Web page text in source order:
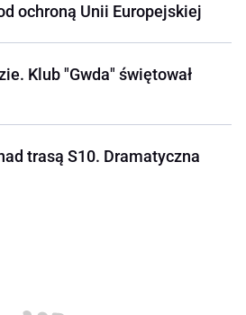
ochroną Unii Europejskiej
Klub "Gwda" świętował
trasą S10. Dramatyczna